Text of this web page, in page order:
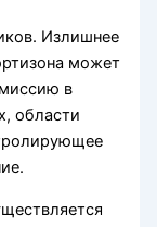
Излишнее
может
в
области